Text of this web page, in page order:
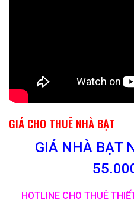
GIÁ CHO THUÊ NHÀ BẠT
GIÁ NHÀ BẠT
HOTLINE CHO THUÊ